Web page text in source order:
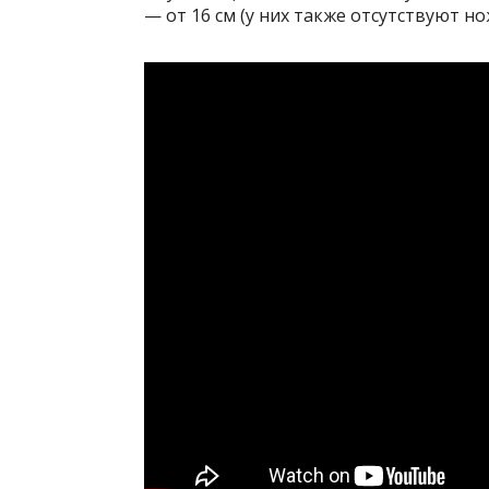
— от 16 см (у них также отсутствуют